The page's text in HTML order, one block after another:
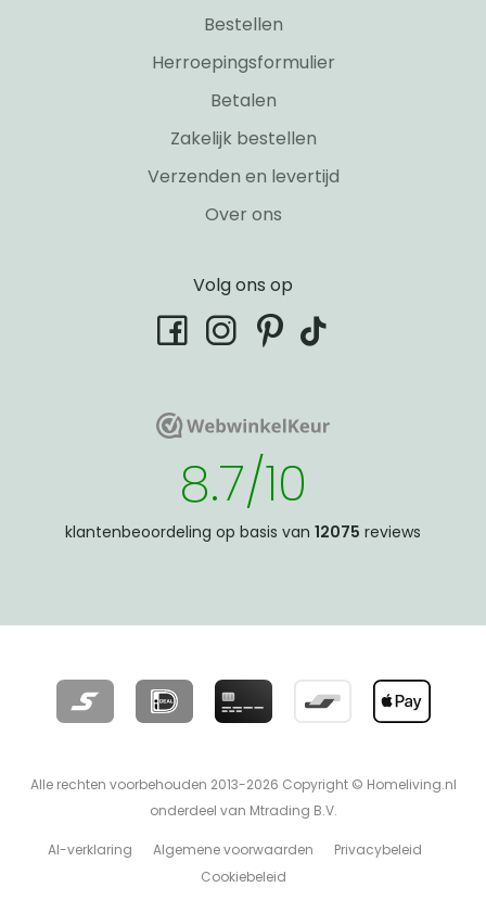
Bestellen
Herroepingsformulier
Betalen
Zakelijk bestellen
Verzenden en levertijd
Over ons
Volg ons op
facebookinstagram
pinterest
tiktok
WebwinkelKeurWebwinkelKeur
8.7/10
klantenbeoordeling op basis van 12075 reviews
Alle rechten voorbehouden 2013-2026 Copyright © Homeliving.nl
onderdeel van Mtrading B.V.
AI-verklaring Algemene voorwaarden
Privacybeleid
Cookiebeleid